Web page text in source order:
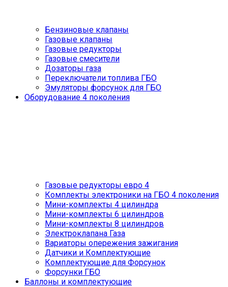
Бензиновые клапаны
Газовые клапаны
Газовые редукторы
Газовые смесители
Дозаторы газа
Переключатели топлива ГБО
Эмуляторы форсунок для ГБО
Оборудование 4 поколения
Газовые редукторы евро 4
Комплекты электроники на ГБО 4 поколения
Мини-комплекты 4 цилиндра
Мини-комплекты 6 цилиндров
Мини-комплекты 8 цилиндров
Электроклапана Газа
Вариаторы опережения зажигания
Датчики и Комплектующие
Комплектующие для Форсунок
Форсунки ГБО
Баллоны и комплектующие